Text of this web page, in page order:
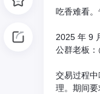
吃香难看
2025 年 9
公群老板
交易过程
理。期间